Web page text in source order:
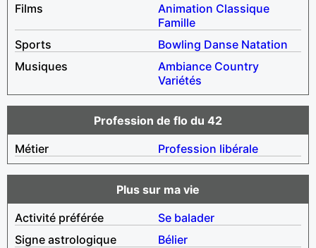
Films
Animation Classique
Famille
Sports
Bowling Danse Natation
Musiques
Ambiance Country
Variétés
Profession de flo du 42
Métier
Profession libérale
Plus sur ma vie
Activité préférée
Se balader
Signe astrologique
Bélier